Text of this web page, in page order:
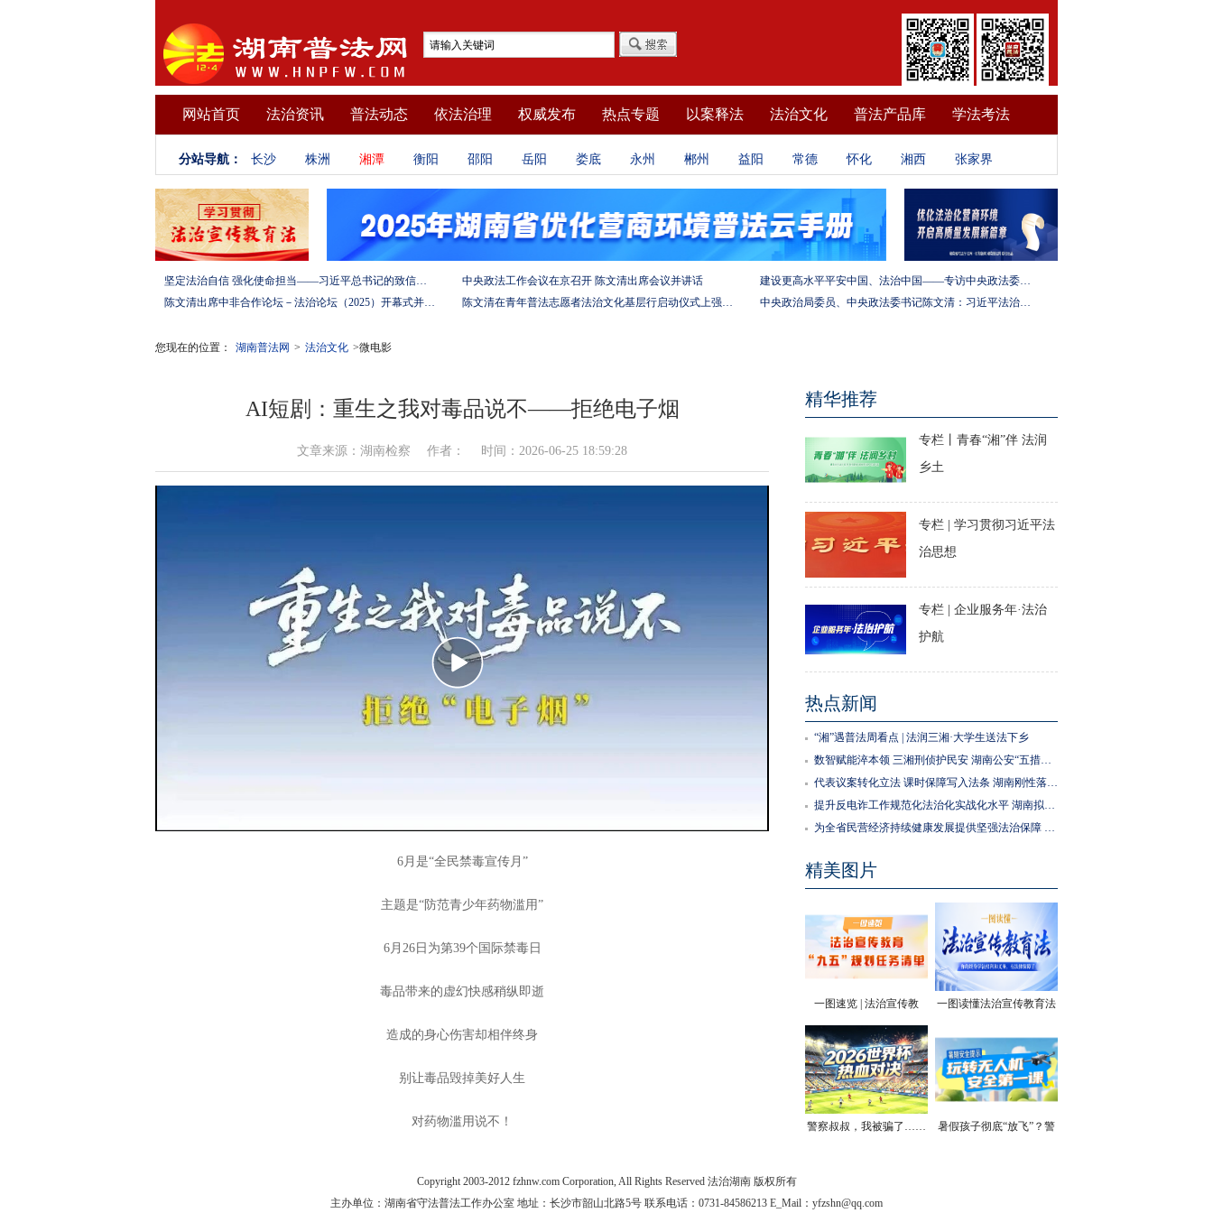
网站首页 法治资讯 普法动态 依法治理 权威发布 热点专题 以案释法 法治文化 普法产品库 学法考法
分站导航： 长沙 株洲 湘潭 衡阳 邵阳 岳阳 娄底 永州 郴州 益阳 常德 怀化 湘西 张家界
坚定法治自信 强化使命担当——习近平总书记的致信激励法学法律工作者投身全面依法治国伟大实践 中央政法工作会议在京召开 陈文清出席会议并讲话
建设更高水平平安中国、法治中国——专访中央政法委秘书长訚柏
陈文清出席中非合作论坛－法治论坛（2025）开幕式并在湖南调研
陈文清在青年普法志愿者法治文化基层行启动仪式上强调 以学习宣传习近平法治思想引领普法工作 中央政治局委员、中央政法委书记陈文清：习近平法治思想是全面依法治国的根本遵循和行动指南
您现在的位置： 湖南普法网 > 法治文化 >微电影
AI短剧：重生之我对毒品说不——拒绝电子烟
文章来源：湖南检察 作者： 时间：2026-06-25 18:59:28
播
放
6月是“全民禁毒宣传月”
主题是“防范青少年药物滥用”
6月26日为第39个国际禁毒日
毒品带来的虚幻快感稍纵即逝
造成的身心伤害却相伴终身
别让毒品毁掉美好人生
对药物滥用说不！
精华推荐
专栏丨青春“湘”伴 法润
乡土
专栏 | 学习贯彻习近平法
治思想
专栏 | 企业服务年·法治
护航
热点新闻
“湘”遇普法周看点 | 法润三湘·大学生送法下乡
数智赋能淬本领 三湘刑侦护民安 湖南公安“五措并举”推进执法规范化建设
代表议案转化立法 课时保障写入法条 湖南刚性落实中小学生体育锻炼要求
提升反电诈工作规范化法治化实战化水平 湖南拟为反电诈工作立法
为全省民营经济持续健康发展提供坚强法治保障 湖南拟出台实施民营经济促进法办法
精美图片
一图速览 | 法治宣传教
育“九五”规划任务清单
一图读懂法治宣传教育法
务，有法律保障了
警察叔叔，我被骗了……
暑假孩子彻底“放飞”？警
Copyright 2003-2012 fzhnw.com Corporation, All Rights Reserved 法治湖南 版权所有
主办单位：湖南省守法普法工作办公室 地址：长沙市韶山北路5号 联系电话：0731-84586213 E_Mail：yfzshn@qq.com